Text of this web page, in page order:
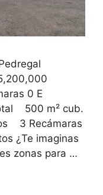
0 E
500 m² cub.
3 Recámaras
¿Te imaginas
zonas para …